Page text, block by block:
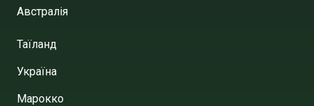
Австралія
Таїланд
Україна
Марокко